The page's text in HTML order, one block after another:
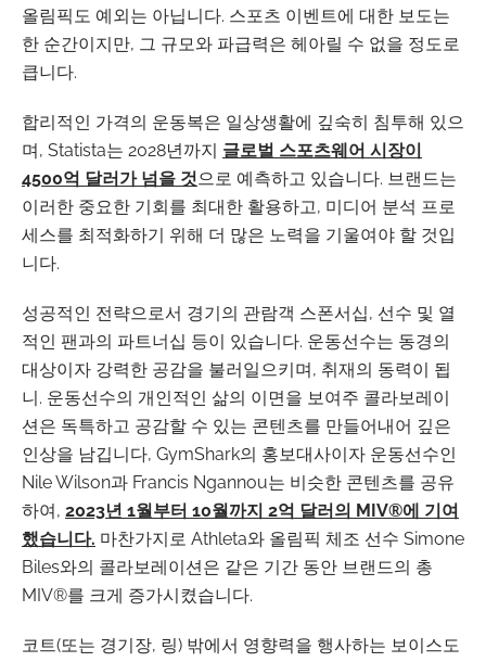
올림픽도 예외는 아닙니다. 스포츠 이벤트에 대한 보도는
한 순간이지만, 그 규모와 파급력은 헤아릴 수 없을 정도로
큽니다.
합리적인 가격의 운동복은 일상생활에 깊숙히 침투해 있으
며, Statista는 2028년까지 글로벌 스포츠웨어 시장이
4500억 달러가 넘을 것으로 예측하고 있습니다. 브랜드는
이러한 중요한 기회를 최대한 활용하고, 미디어 분석 프로
세스를 최적화하기 위해 더 많은 노력을 기울여야 할 것입
니다.
성공적인 전략으로서 경기의 관람객 스폰서십, 선수 및 열
적인 팬과의 파트너십 등이 있습니다. 운동선수는 동경의
대상이자 강력한 공감을 불러일으키며, 취재의 동력이 됩
니. 운동선수의 개인적인 삶의 이면을 보여주 콜라보레이
션은 독특하고 공감할 수 있는 콘텐츠를 만들어내어 깊은
인상을 남깁니다, GymShark의 홍보대사이자 운동선수인
Nile Wilson과 Francis Ngannou는 비슷한 콘텐츠를 공유
하여, 2023년 1월부터 10월까지 2억 달러의 MIV®에 기여
했습니다. 마찬가지로 Athleta와 올림픽 체조 선수 Simone
Biles와의 콜라보레이션은 같은 기간 동안 브랜드의 총
MIV®를 크게 증가시켰습니다.
코트(또는 경기장, 링) 밖에서 영향력을 행사하는 보이스도